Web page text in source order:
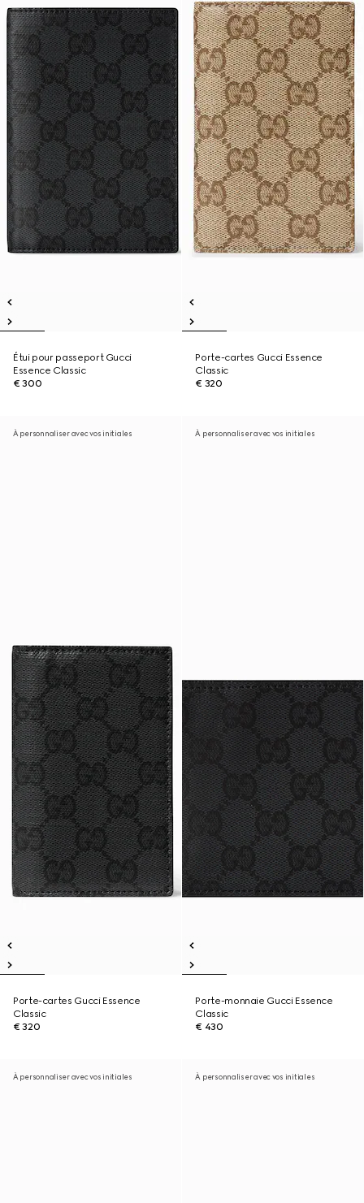
Étui pour passeport Gucci
Essence Classic
€ 300
Porte-cartes Gucci Essence
Classic
€ 320
À personnaliser avec vos initiales
Porte-cartes Gucci Essence
Classic
€ 320
À personnaliser avec vos initiales
Porte-monnaie Gucci Essence
Classic
€ 430
À personnaliser avec vos initiales À personnaliser avec vos initiales